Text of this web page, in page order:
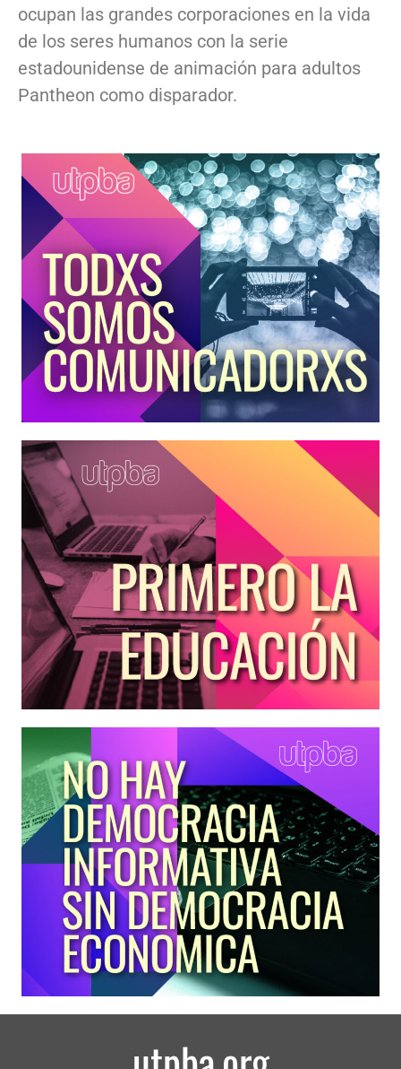
ocupan las grandes corporaciones en la vida
de los seres humanos con la serie
estadounidense de animación para adultos
Pantheon como disparador.